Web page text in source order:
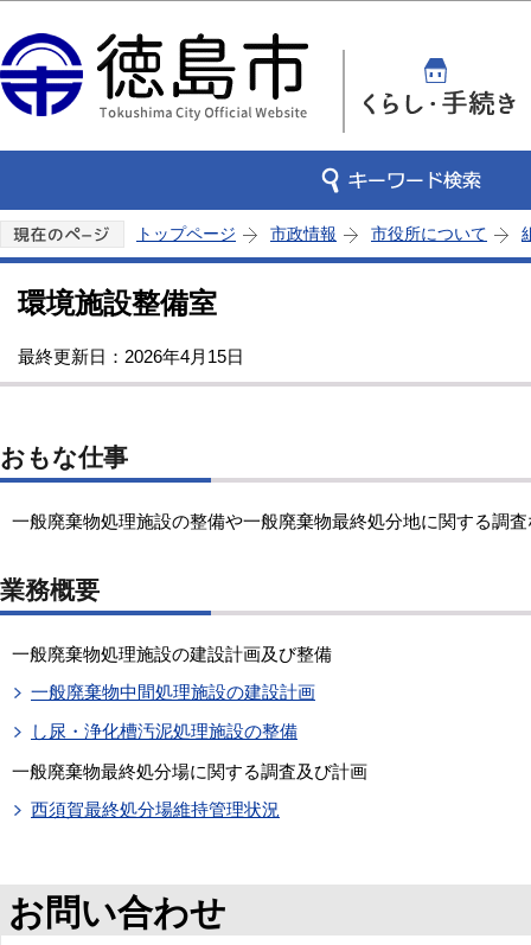
トップページ 市政情報 市役所について
環境施設整備室
最終更新日：2026年4月15日
おもな仕事
一般廃棄物処理施設の整備や一般廃棄物最終処分地に関する調
業務概要
一般廃棄物処理施設の建設計画及び整備
一般廃棄物中間処理施設の建設計画
し尿・浄化槽汚泥処理施設の整備
一般廃棄物最終処分場に関する調査及び計画
西須賀最終処分場維持管理状況
お問い合わせ